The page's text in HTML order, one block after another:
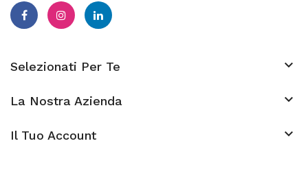
Selezionati Per Te 
La Nostra Azienda 
Il Tuo Account keyboard_arrow_down